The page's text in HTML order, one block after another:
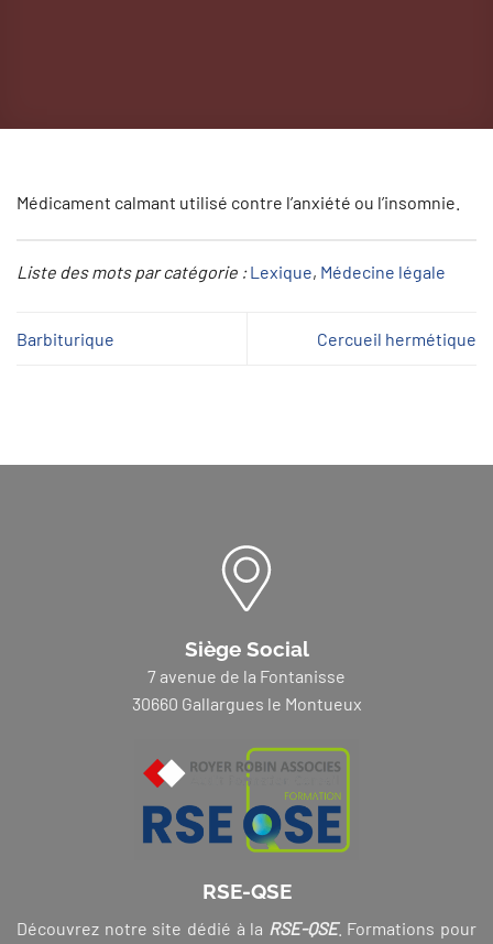
Médicament calmant utilisé contre l’anxiété ou l’insomnie.
Liste des mots par catégorie : Lexique, Médecine légale
Barbiturique Cercueil hermétique
Siège Social
7 avenue de la Fontanisse
30660 Gallargues le Montueux
RSE-QSE
Découvrez notre site dédié à la RSE-QSE. Formations pour